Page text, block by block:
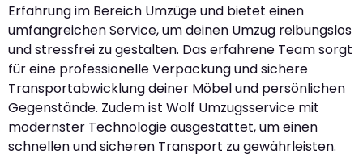
Erfahrung im Bereich Umzüge und bietet einen
umfangreichen Service, um deinen Umzug reibungslos
und stressfrei zu gestalten. Das erfahrene Team sorgt
für eine professionelle Verpackung und sichere
Transportabwicklung deiner Möbel und persönlichen
Gegenstände. Zudem ist Wolf Umzugsservice mit
modernster Technologie ausgestattet, um einen
schnellen und sicheren Transport zu gewährleisten.